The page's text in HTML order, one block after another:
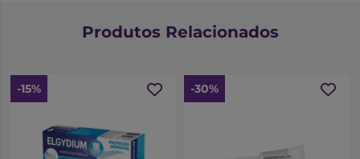
Produtos Relacionados
-15% -30%